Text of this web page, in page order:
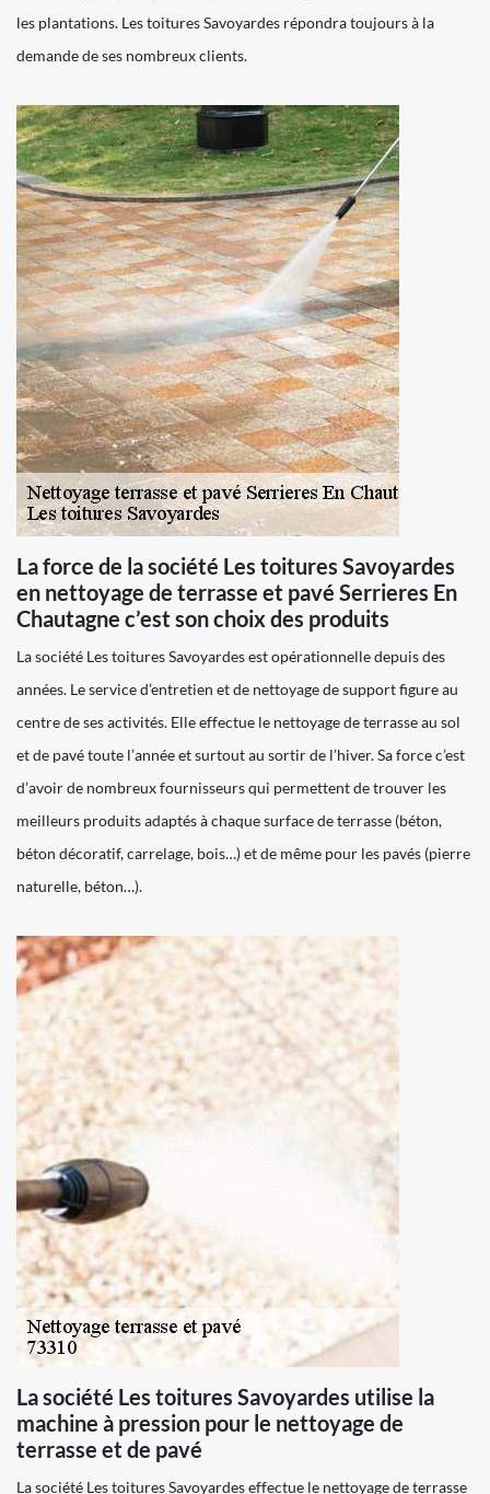
les plantations. Les toitures Savoyardes répondra toujours à la
demande de ses nombreux clients.
La force de la société Les toitures Savoyardes
en nettoyage de terrasse et pavé Serrieres En
Chautagne c’est son choix des produits
La société Les toitures Savoyardes est opérationnelle depuis des
années. Le service d’entretien et de nettoyage de support figure au
centre de ses activités. Elle effectue le nettoyage de terrasse au sol
et de pavé toute l’année et surtout au sortir de l’hiver. Sa force c’est
d’avoir de nombreux fournisseurs qui permettent de trouver les
meilleurs produits adaptés à chaque surface de terrasse (béton,
béton décoratif, carrelage, bois…) et de même pour les pavés (pierre
naturelle, béton…).
La société Les toitures Savoyardes utilise la
machine à pression pour le nettoyage de
terrasse et de pavé
La société Les toitures Savoyardes effectue le nettoyage de terrasse